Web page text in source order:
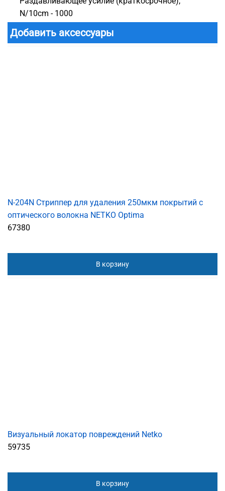
N/10cm - 1000
Добавить аксессуары
N-204N Cтриппер для удаления 250мкм покрытий с
оптического волокна NETKO Optima
67380
В корзину
Визуальный локатор повреждений Netko
59735
В корзину